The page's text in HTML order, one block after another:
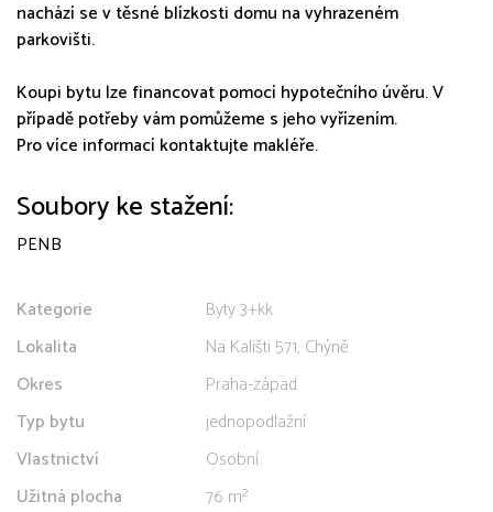
nachází se v těsné blízkosti domu na vyhrazeném
parkovišti.
Koupi bytu lze financovat pomocí hypotečního úvěru. V
případě potřeby vám pomůžeme s jeho vyřízením.
Pro více informací kontaktujte makléře.
Soubory ke stažení:
PENB
Kategorie
Byty 3+kk
Lokalita
Na Kališti 571, Chýně
Okres
Praha-západ
Typ bytu
jednopodlažní
Vlastnictví
Osobní
Užitná plocha
76 m²